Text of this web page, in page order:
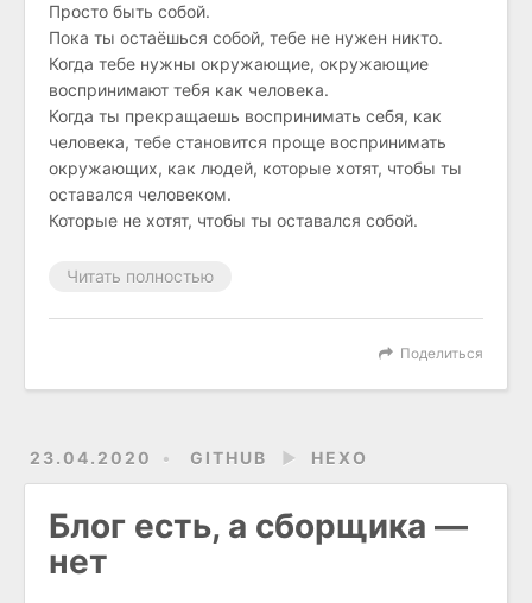
Просто быть собой.
Пока ты остаёшься собой, тебе не нужен никто.
Когда тебе нужны окружающие, окружающие
воспринимают тебя как человека.
Когда ты прекращаешь воспринимать себя, как
человека, тебе становится проще воспринимать
окружающих, как людей, которые хотят, чтобы ты
оставался человеком.
Которые не хотят, чтобы ты оставался собой.
Читать полностью
Поделиться
23.04.2020 GITHUB ► HEXO
Блог есть, а сборщика —
нет